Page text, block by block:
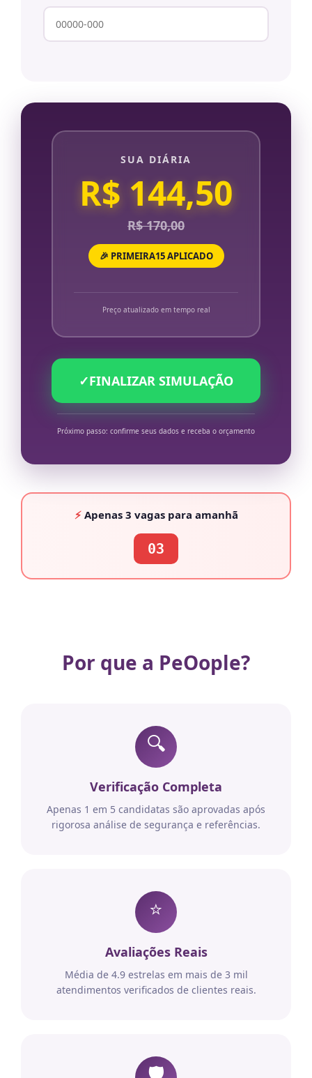
SUA DIÁRIA
R$ 144,50
R$ 170,00
🎉 PRIMEIRA15 APLICADO
Preço atualizado em tempo real
✓FINALIZAR SIMULAÇÃO
Próximo passo: confirme seus dados e receba o orçamento
⚡Apenas 3 vagaspara amanhã
03
Por que a PeOople?
🔍
Verificação Completa
Apenas 1 em 5 candidatas são aprovadas após
rigorosa análise de segurança e referências.
⭐
Avaliações Reais
Média de 4.9 estrelas em mais de 3 mil
atendimentos verificados de clientes reais.